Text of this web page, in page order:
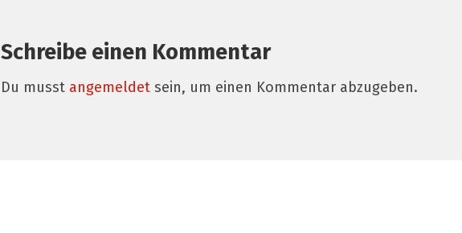
Schreibe einen Kommentar
Du musst angemeldet sein, um einen Kommentar abzugeben.